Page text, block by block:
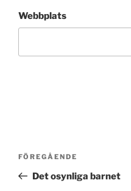
Webbplats
Inläggsnavigering
Föregående
inlägg
FÖREGÅENDE
Det osynliga barnet